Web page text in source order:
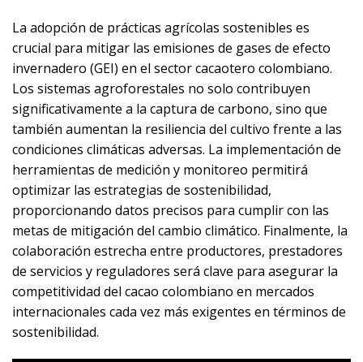
La adopción de prácticas agrícolas sostenibles es
crucial para mitigar las emisiones de gases de efecto
invernadero (GEI) en el sector cacaotero colombiano.
Los sistemas agroforestales no solo contribuyen
significativamente a la captura de carbono, sino que
también aumentan la resiliencia del cultivo frente a las
condiciones climáticas adversas. La implementación de
herramientas de medición y monitoreo permitirá
optimizar las estrategias de sostenibilidad,
proporcionando datos precisos para cumplir con las
metas de mitigación del cambio climático. Finalmente, la
colaboración estrecha entre productores, prestadores
de servicios y reguladores será clave para asegurar la
competitividad del cacao colombiano en mercados
internacionales cada vez más exigentes en términos de
sostenibilidad.